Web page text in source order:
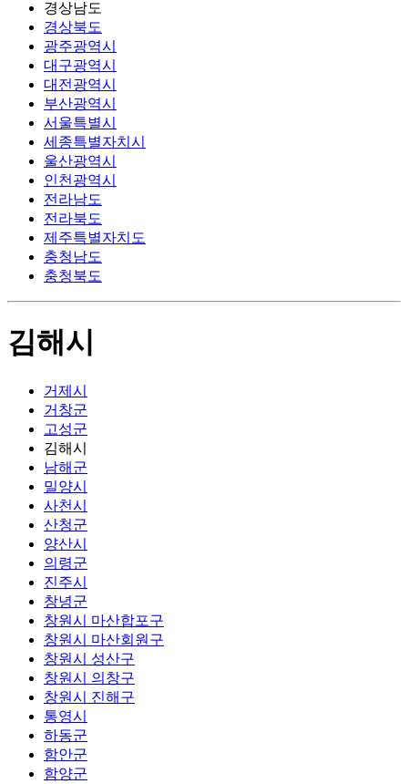
경상남도
경상북도
광주광역시
대구광역시
대전광역시
부산광역시
서울특별시
세종특별자치시
울산광역시
인천광역시
전라남도
전라북도
제주특별자치도
충청남도
충청북도
김해시
거제시
거창군
고성군
김해시
남해군
밀양시
사천시
산청군
양산시
의령군
진주시
창녕군
창원시 마산합포구
창원시 마산회원구
창원시 성산구
창원시 의창구
창원시 진해구
통영시
하동군
함안군
함양군